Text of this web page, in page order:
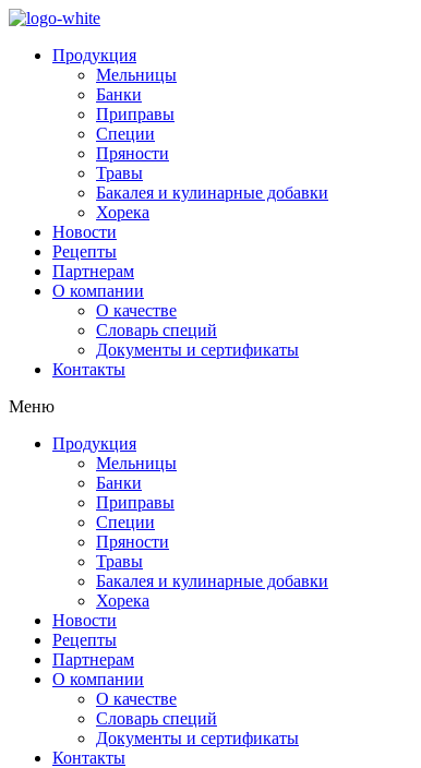
Продукция
Мельницы
Банки
Приправы
Специи
Пряности
Травы
Бакалея и кулинарные добавки
Хорека
Новости
Рецепты
Партнерам
О компании
О качестве
Словарь специй
Документы и сертификаты
Контакты
Меню
Продукция
Мельницы
Банки
Приправы
Специи
Пряности
Травы
Бакалея и кулинарные добавки
Хорека
Новости
Рецепты
Партнерам
О компании
О качестве
Словарь специй
Документы и сертификаты
Контакты